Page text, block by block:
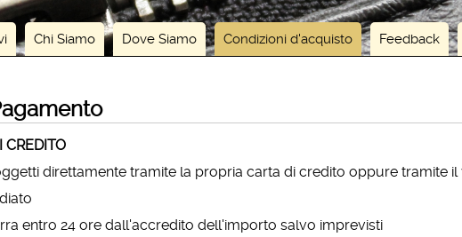
Chi Siamo Dove Siamo Condizioni d'acquisto Feedback
CREDITO
direttamente tramite la propria carta di credito oppure tramite
entro 24 ore dall'accredito dell'importo salvo imprevisti